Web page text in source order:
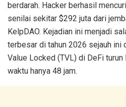
berdarah. Hacker berhasil
senilai sekitar $292 juta dari
KelpDAO. Kejadian ini menjadi
terbesar di tahun 2026 sejauh ini
Value Locked (TVL) di DeFi
waktu hanya 48 jam.